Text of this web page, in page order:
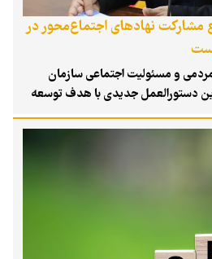
مشارکت نهادهای اجتماع‌محور در
و مسئولیت اجتماعی سازمان
دستورالعمل جدیدی با هدف توسعه
خبر داد. این طرح با رویکرد
به سوی مدل‌های مشارکتی و شبکه‌ای،
هفتم پیشرفت» تدوین شده است تا با